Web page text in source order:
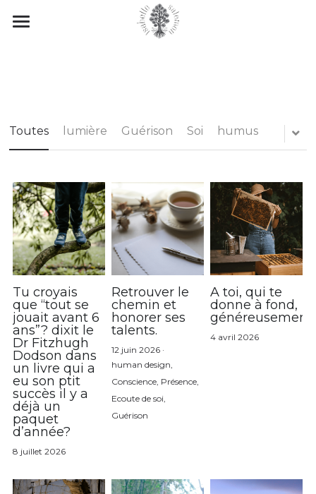
La Graine
Le Magistère de ton Essence
Les Clairières
Les retraites en forêts
Blog
Podcast Integritree
Le murmure, newsletter
inspirée
Toutes lumière Guérison Soi humus
Tu croyais
que “tout se
jouait avant 6
ans”? dixit le
Dr Fitzhugh
Dodson dans
un livre qui a
eu son ptit
succès il y a
déjà un
paquet
d’année?
8 juillet 2026
Retrouver le
chemin et
honorer ses
talents.
12 juin 2026·
human design,
Conscience, Présence,
Ecoute de soi,
Guérison
A toi, qui te
donne à fond,
généreusement
4 avril 2026